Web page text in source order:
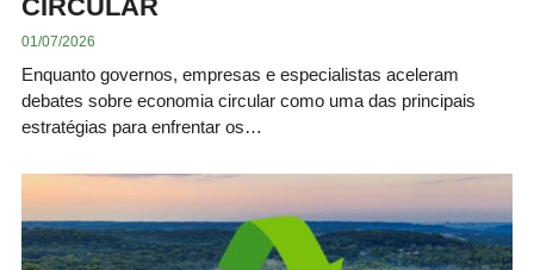
CIRCULAR
01/07/2026
Enquanto governos, empresas e especialistas aceleram
debates sobre economia circular como uma das principais
estratégias para enfrentar os…